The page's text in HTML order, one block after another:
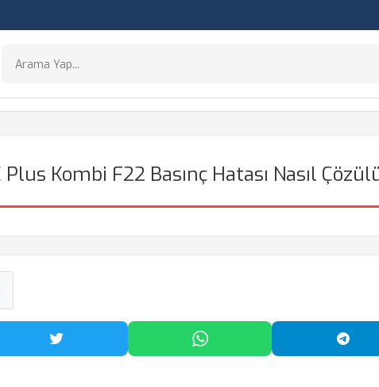
Kombi F22 Basınç Hatası Nasıl
Twitter'da Paylaş WhatsApp'ta Paylaş